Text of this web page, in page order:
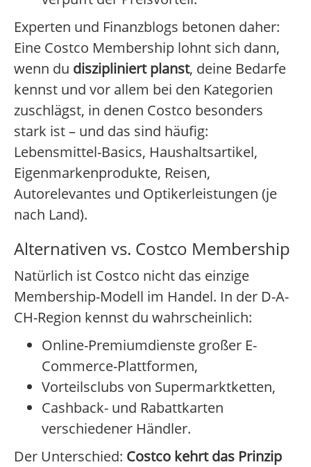
Experten und Finanzblogs betonen daher:
Eine Costco Membership lohnt sich dann,
wenn du diszipliniert planst, deine Bedarfe
kennst und vor allem bei den Kategorien
zuschlägst, in denen Costco besonders
stark ist – und das sind häufig:
Lebensmittel-Basics, Haushaltsartikel,
Eigenmarkenprodukte, Reisen,
Autorelevantes und Optikerleistungen (je
nach Land).
Alternativen vs. Costco Membership
Natürlich ist Costco nicht das einzige
Membership-Modell im Handel. In der D-A-
CH-Region kennst du wahrscheinlich:
Online-Premiumdienste großer E-
Commerce-Plattformen,
Vorteilsclubs von Supermarktketten,
Cashback- und Rabattkarten
verschiedener Händler.
Der Unterschied: Costco kehrt das Prinzip